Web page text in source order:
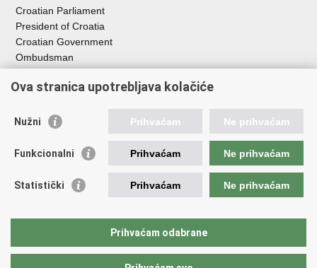
Croatian Parliament
President of Croatia
Croatian Government
Ombudsman​
Useful links
ILO
CPII
ZOSI
ESF
Service for Social Partnership
Ova stranica upotrebljava kolačiće
Nužni Prihvaćam Ne prihvaćam
Funkcionalni Prihvaćam Ne prihvaćam
Statistički Prihvaćam Ne prihvaćam
Prihvaćam odabrane